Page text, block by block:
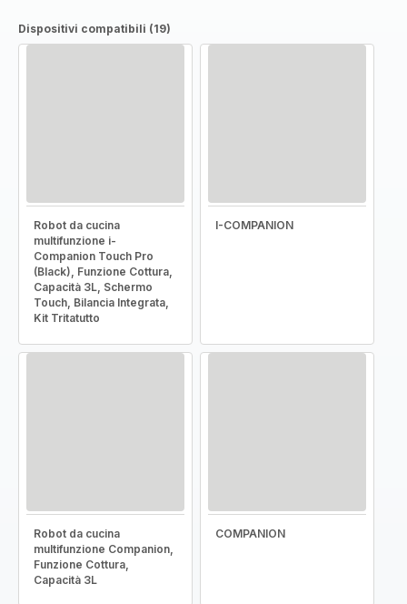
Dispositivi compatibili (19)
Robot da cucina
multifunzione i-
Companion Touch Pro
(Black), Funzione Cottura,
Capacità 3L, Schermo
Touch, Bilancia Integrata,
Kit Tritatutto
I-COMPANION
Robot da cucina
multifunzione Companion,
Funzione Cottura,
Capacità 3L
COMPANION